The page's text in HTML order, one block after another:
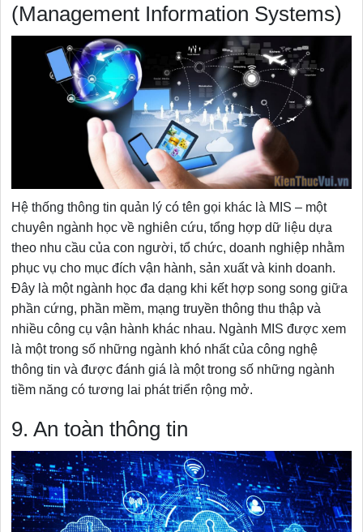
(Management Information Systems)
Hệ thống thông tin quản lý có tên gọi khác là MIS – một
chuyên ngành học về nghiên cứu, tổng hợp dữ liệu dựa
theo nhu cầu của con người, tổ chức, doanh nghiệp nhằm
phục vụ cho mục đích vận hành, sản xuất và kinh doanh.
Đây là một ngành học đa dạng khi kết hợp song song giữa
phần cứng, phần mềm, mạng truyền thông thu thập và
nhiều công cụ vận hành khác nhau. Ngành MIS được xem
là một trong số những ngành khó nhất của công nghệ
thông tin và được đánh giá là một trong số những ngành
tiềm năng có tương lai phát triển rộng mở.
9. An toàn thông tin